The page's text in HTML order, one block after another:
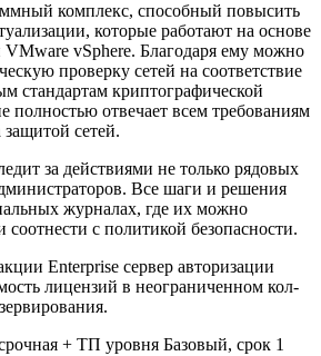
комплекс, способный повысить
которые работают на основе
vSphere. Благодаря ему можно
проверку сетей на соответствие
стандартам криптографической
полностью отвечает всем требованиям
защитой сетей.
за действиями не только рядовых
Все шаги и решения
журналах, где их можно
соотнести с политикой безопасности.
Enterprise сервер авторизации
лицензий в неограниченном кол-
+ ТП уровня Базовый, срок 1